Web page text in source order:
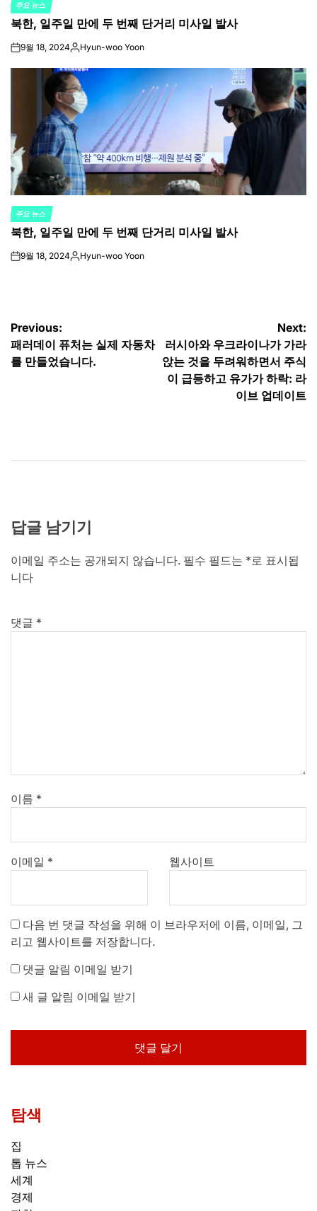
POSTED
IN
주요 뉴스
북한, 일주일 만에 두 번째 단거리 미사일 발사
on9월 18, 2024Posted
Hyun-woo Yoon
POSTED
IN
주요 뉴스
북한, 일주일 만에 두 번째 단거리 미사일 발사
on9월 18, 2024Posted
Hyun-woo Yoon
글
탐
Previous:
패러데이 퓨처는 실제 자동차
를 만들었습니다.
Next:
러시아와 우크라이나가 가라
앉는 것을 두려워하면서 주식
이 급등하고 유가가 하락: 라
이브 업데이트
답글 남기기
이메일 주소는 공개되지 않습니다. 필수 필드는 *로 표시됩
니다
댓글 *
이름 *
이메일 * 웹사이트
다음 번 댓글 작성을 위해 이 브라우저에 이름, 이메일, 그
리고 웹사이트를 저장합니다.
댓글 알림 이메일 받기
새 글 알림 이메일 받기
탐색
집
톱 뉴스
세계
경제